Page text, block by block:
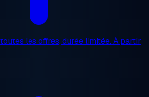
toutes les offres, durée limitée. À partir